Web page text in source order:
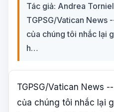
Tác giả: Andrea
TGPSG/Vatican News
của chúng tôi nhắc lại
h…
TGPSG/Vatican News
của chúng tôi nhắc lại